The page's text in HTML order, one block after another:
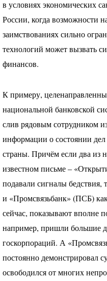
в условиях экономических
России, когда возможности
заимствованиях сильно
технологий может вызвать
финансов.
К примеру,
национальной банковской
слив рядовым сотрудником
информации о состоянии
страны. Причём если два из
известном письме –
подавали сигналы
и «Промсвязьбанк» (ПСБ)
сейчас, показывают вполне
например, пришли большие
госкорпораций. А
постоянно демонстрировал
освободился от многих